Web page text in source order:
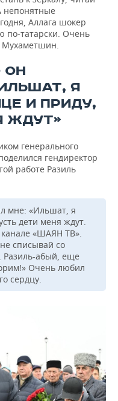
непонятные
Аллага шокер
по-татарски. Очень
Мухаметшин.
ОН
Я
И ПРИДУ,
ЖДУТ»
генерального
гендиректор
работе Разиль
мне: «Ильшат, я
дети меня ждут.
«ШАЯН ТВ».
списывай со
Разиль-абый, еще
Очень любил
сердцу.